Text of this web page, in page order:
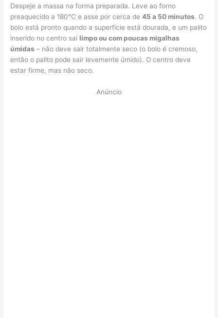
Despeje a massa na forma preparada. Leve ao forno
preaquecido a 180°C e asse por cerca de45 a 50 minutos. O
bolo está pronto quando a superfície está dourada, e um palito
inserido no centro sai limpo ou com poucas migalhas
úmidas – não deve sair totalmente seco (o bolo é cremoso,
então o palito pode sair levemente úmido). O centro deve
estar firme, mas não seco.
Anúncio